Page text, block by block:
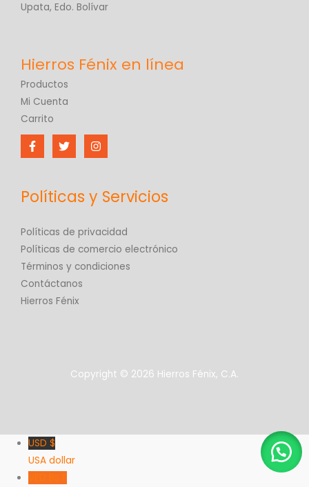
Upata, Edo. Bolívar
Productos
Mi Cuenta
Carrito
Políticas y Servicios
Políticas de privacidad
Políticas de comercio electrónico
Términos y condiciones
Contáctanos
Hierros Fénix
Copyright © 2026 Hierros Fénix, C.A.
USD $
USA dollar
VED Bs F